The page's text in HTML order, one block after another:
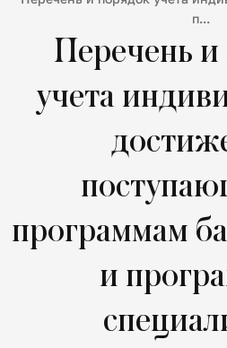
п...
Перечень
учета
программам
и